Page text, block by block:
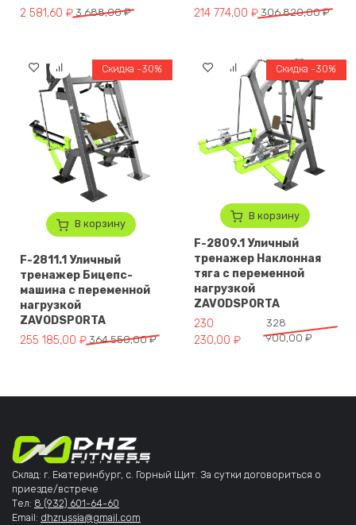
3 688,00₽
Первоначальная цена составляла 3 688,00 ₽.
2 581,60 ₽
Текущая цена: 2 581,60 ₽. 306 820,00₽
Первоначальная цена
214 774,00 ₽
Текущая цена: 214 774,00 ₽.
В корзину
Скидка -30%
F-2811.1 Уличный
тренажер Бицепс-
машина с переменной
нагрузкой
ZAVODSPORTA
364 550,00₽
Первоначальная цена составляла 364 550,00 ₽.
255 185,00 ₽
Текущая цена: 255 185,00 ₽.
В корзину
Скидка -30%
F-2809.1 Уличный
тренажер Наклонная
тяга с переменной
нагрузкой
ZAVODSPORTA
328
900,00 ₽
Первоначальная цена
230
230,00 ₽
Текущая цена: 230 230,00 ₽.
Склад: г. Екатеринбург, с. Горный Щит. За сутки договориться о
приезде/встрече
Тел: 8 (932) 601-64-60
Email: dhzrussia@gmail.com